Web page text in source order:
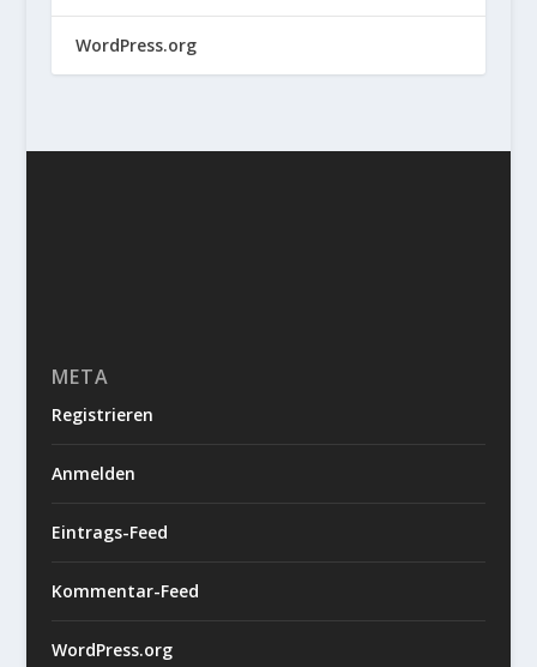
WordPress.org
META
Registrieren
Anmelden
Eintrags-Feed
Kommentar-Feed
WordPress.org